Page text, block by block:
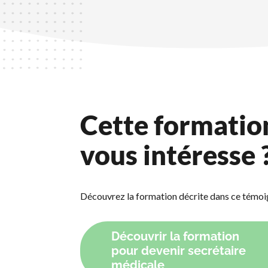
Cette
vous intéresse
Découvrez la formation décrite dans ce
Découvrir la formation
pour devenir secrétaire
médicale